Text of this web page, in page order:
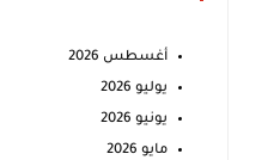
أغسطس 2026
يوليو 2026
يونيو 2026
مايو 2026